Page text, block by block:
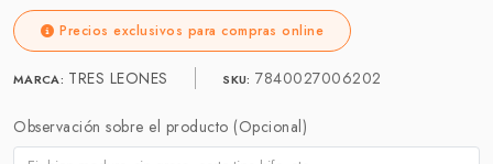
Precios exclusivos para compras online
MARCA: TRES LEONES SKU: 7840027006202
Observación sobre el producto (Opcional)